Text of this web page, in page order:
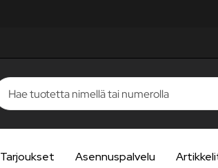
Tarjoukset Asennuspalvelu